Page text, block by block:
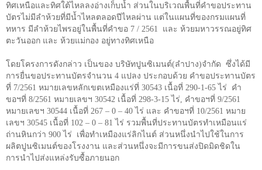
ทิศเหนือและทิศใต้ไหลลงอ่างเก็บน้ำ ส่วนในบริเวณพื้นที่คำขอประทาน
บัตรไม่มีลำห้วยที่มีน้ำไหลตลอดปีไหลผ่าน แต่ในแผนที่ของกรมแผนที่
ทหาร มีลำห้วยไพรอยู่ในพื้นที่คำขอ 7 / 2561
และ ห้วยมหาวรรณอยู่ทิศ
ตะวันออก และ ห้วยแม่กอง อยู่ทางทิศเหนือ
โดยโครงการดังกล่าว เป็นของ บริษัทปูนซิเมนต์(ลำปาง)จำกัด ซึ่งได้มี
การยื่นขอประทานบัตรจำนวน 4 แปลง ประกอบด้วย คำขอประทานบัตร
ที่ 7/2561 หมายเลขหลักเขตเหมืองแร่ที่ 30543 เนื้อที่ 290-1 -65 ไร่
คำ
ขอฯที่ 8/2561 หมายเลขฯ 30542 เนื้อที่ 298-3-15 ไร่, คำขอฯที่ 9/2561
หมายเลขฯ 30544 เนื้อที่ 267 – 0 – 40 ไร่ และ คำขอฯที่ 10/2561 หมาย
เลขฯ 30545 เนื้อที่ 102 – 0 – 81 ไร่ รวมพื้นที่ประทานบัตรทำเหมือนแร่
ถ่านหินกว่า 900 ไร่
เพื่อทำเหมืองแร่ลิกไนต์ ส่วนหนึ่งนำไปใช้ในการ
ผลิตปูนซิเมนต์ของโรงงาน และส่วนหนึ่งจะมีการขนส่งปิดมิดชิดใน
การนำไปส่งแหล่งรับซื้อภายนอก